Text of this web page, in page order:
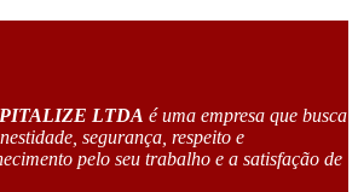
LTDA é uma empresa que busca
segurança, respeito e
pelo seu trabalho e a satisfação de